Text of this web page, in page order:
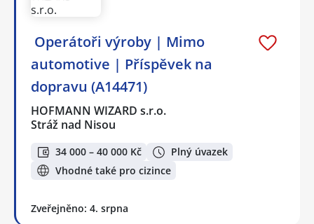
️ Operátoři výroby | Mimo
automotive | Příspěvek na
dopravu (A14471)
HOFMANN WIZARD s.r.o.
Stráž nad Nisou
34 000 – 40 000 Kč
Plný úvazek
Vhodné také pro cizince
Zveřejněno: 4. srpna